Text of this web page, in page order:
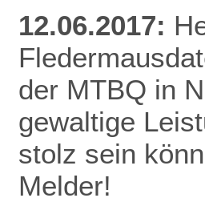
12.06.2017:
der MTBQ in
gewaltige
stolz sein
Melder!